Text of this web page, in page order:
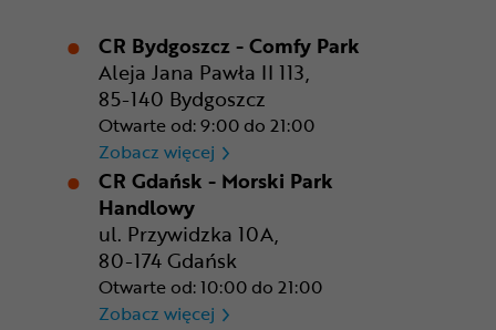
CR Bydgoszcz - Comfy Park
Aleja Jana Pawła II 113,
85-140 Bydgoszcz
Otwarte od: 9:00 do 21:00
Zobacz więcej CR Bydgoszcz - Comfy Park
CR Gdańsk - Morski Park
Handlowy
ul. Przywidzka 10A,
80-174 Gdańsk
Otwarte od: 10:00 do 21:00
Zobacz więcej CR Gdańsk - Morski Park